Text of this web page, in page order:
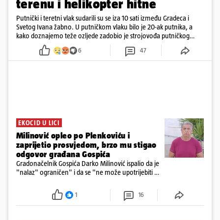
terenu i helikopter hitne
Putnički i teretni vlak sudarili su se iza 10 sati između Gradeca i
Svetog Ivana žabno. U putničkom vlaku bilo je 20-ak putnika, a
kako doznajemo teže ozljede zadobio je strojovođa putničkog
vlaka. Zatvoren je promet, a fotoreporteri Prigorskog objavili su
prve snimke s mjesta sudara
6 47
EKOCID U LICI
Milinović opleo po Plenkoviću i
zaprijetio prosvjedom, brzo mu stigao
odgovor građana Gospića
Gradonačelnik Gospića Darko Milinović ispalio da je
"nalaz" ograničen" i da se "ne može upotrijebiti za
ga je naručio Uskok i da je dio spisa
1 16